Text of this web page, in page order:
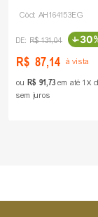
AH164153
Cód: AH164153EG
R$ 131,04 -
R$ 87,14 à vista
ou R$ 91 73 em até 1
sem juros